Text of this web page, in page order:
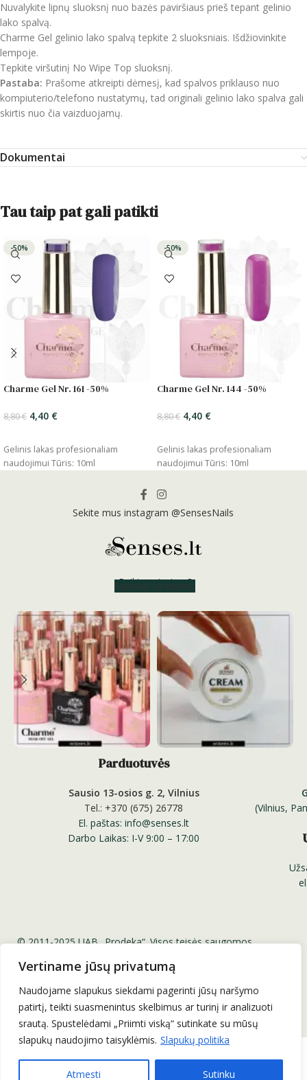
Vertiname jūsų privatumą
Naudojame slapukus siekdami pagerinti jūsų naršymo
patirtį, teikti suasmenintus skelbimus ar turinį ir analizuoti
srautą. Spustelėdami „Priimti viską“ sutinkate su mūsų
slapukų naudojimo taisyklėmis. Slapukų politika
Atmesti Sutinku
Nuvalykite lipnų sluoksnį nuo bazės paviršiaus prieš tepant gelinio
lako spalvą.
Charme Gel gelinio lako spalvą tepkite 2 sluoksniais. Išdžiovinkite
lempoje.
Tepkite viršutinį No Wipe Top sluoksnį.
Pastaba: Prašome atkreipti dėmesį, kad spalvos priklauso nuo
kompiuterio/telefono nustatymų, tad originali gelinio lako spalva gali
skirtis nuo čia vaizduojamų.
Dokumentai
Tau taip pat gali patikti
-50%
Charme Gel Nr. 161 -50%
8,80€ 4,40 €
Gelinis lakas profesionaliam
naudojimui Tūris: 10ml
-50%
Charme Gel Nr. 144 -50%
8,80€ 4,40 €
Gelinis lakas profesionaliam
naudojimui Tūris: 10ml
Sekite mus instagram @SensesNails
Reikia patarimo?
Susisiek su mumis
Parduotuvės
Sausio 13-osios g. 2, Vilnius
Tel.: +370 (675) 26778
El. paštas: info@senses.lt
Darbo Laikas: I-V 9:00 – 17:00
(Vilnius,
© 2011-2025 UAB „Prodeka“. Visos teisės saugomos.
Professional Nail Systems ™
Be UAB „Prodeka“ sutikimo draudžiama kopijuoti ir platinti
svetainėje esančią informaciją.